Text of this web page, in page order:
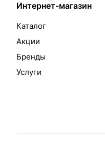
Интернет-магазин
Каталог
Акции
Бренды
Услуги